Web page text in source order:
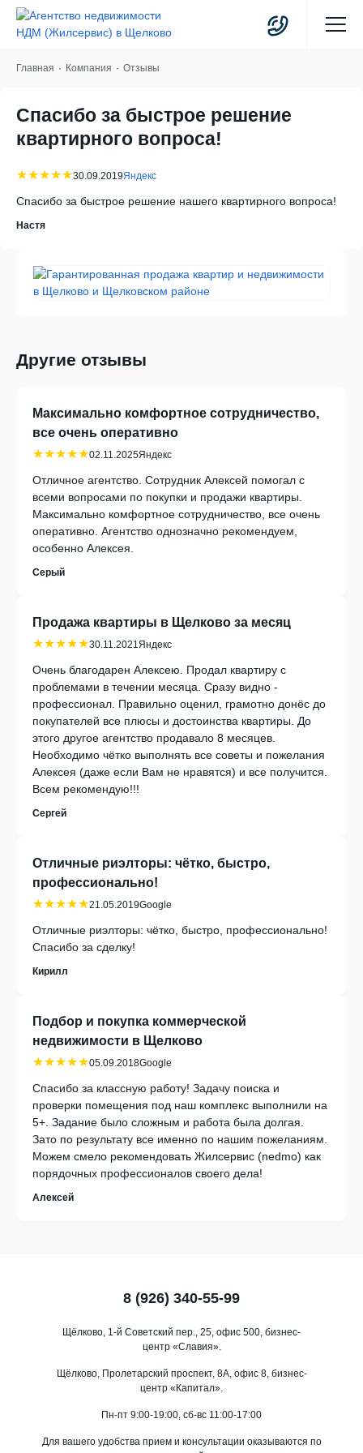
Главная Компания Отзывы
Спасибо за быстрое решение
квартирного вопроса!
★★★★★30.09.2019Яндекс
Спасибо за быстрое решение нашего квартирного вопроса!
Настя
Другие отзывы
Максимально комфортное сотрудничество,
все очень оперативно
★★★★★02.11.2025Яндекс
Отличное агентство. Сотрудник Алексей помогал с
всеми вопросами по покупки и продажи квартиры.
Максимально комфортное сотрудничество, все очень
оперативно. Агентство однозначно рекомендуем,
особенно Алексея.
Серый
Продажа квартиры в Щелково за месяц
★★★★★30.11.2021Яндекс
Очень благодарен Алексею. Продал квартиру с
проблемами в течении месяца. Сразу видно -
профессионал. Правильно оценил, грамотно донёс до
покупателей все плюсы и достоинства квартиры. До
этого другое агентство продавало 8 месяцев.
Необходимо чётко выполнять все советы и пожелания
Алексея (даже если Вам не нравятся) и все получится.
Всем рекомендую!!!
Cергей
Отличные риэлторы: чётко, быстро,
профессионально!
★★★★★21.05.2019Google
Отличные риэлторы: чётко, быстро, профессионально!
Спасибо за сделку!
Кирилл
Подбор и покупка коммерческой
недвижимости в Щелково
★★★★★05.09.2018Google
Спасибо за классную работу! Задачу поиска и
проверки помещения под наш комплекс выполнили на
5+. Задание было сложным и работа была долгая.
Зато по результату все именно по нашим пожеланиям.
Можем смело рекомендовать Жилсервис (nedmo) как
порядочных профессионалов своего дела!
Алексей
8 (926) 340-55-99
Щёлково, 1-й Советский пер., 25, офис 500, бизнес-
центр «Славия».
Щёлково, Пролетарский проспект, 8А, офис 8, бизнес-
центр «Капитал».
Пн-пт 9:00-19:00, сб-вс 11:00-17:00
Для вашего удобства прием и консультации оказываются по